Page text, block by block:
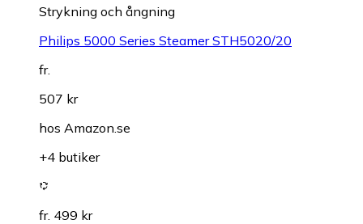
Strykning och ångning
Philips 5000 Series Steamer STH5020/20
fr.
507 kr
hos Amazon.se
+4 butiker
fr. 499 kr